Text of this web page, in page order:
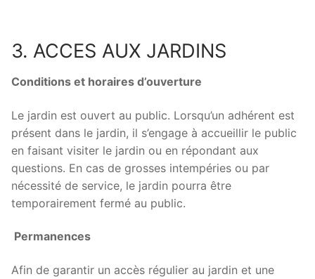
3. ACCES AUX JARDINS
Conditions et horaires d’ouverture
Le jardin est ouvert au public. Lorsqu’un adhérent est
présent dans le jardin, il s’engage à accueillir le public
en faisant visiter le jardin ou en répondant aux
questions. En cas de grosses intempéries ou par
nécessité de service, le jardin pourra être
temporairement fermé au public.
Permanences
Afin de garantir un accès régulier au jardin et une